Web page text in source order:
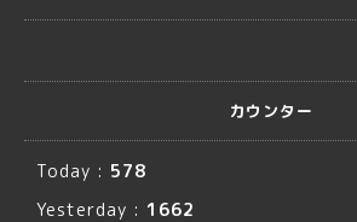
カウンター
Today : 578
Yesterday : 1662